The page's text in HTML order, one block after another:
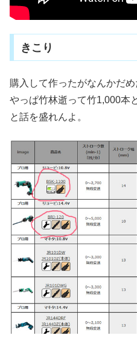
きこり
購入して作ったがなんかだめ
やっぱ竹林逝って竹1,000本
と話を盛れんよ。